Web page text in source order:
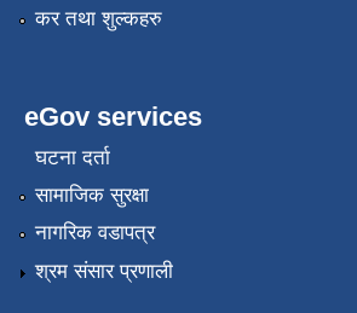
कर तथा शुल्कहरु
eGov services
घटना दर्ता
सामाजिक सुरक्षा
नागरिक वडापत्र
श्रम संसार प्रणाली